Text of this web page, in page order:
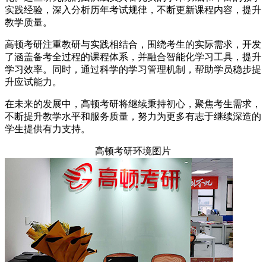
实践经验，深入分析历年考试规律，不断更新课程内容，提升
教学质量。
高顿考研注重教研与实践相结合，围绕考生的实际需求，开发
了涵盖备考全过程的课程体系，并融合智能化学习工具，提升
学习效率。同时，通过科学的学习管理机制，帮助学员稳步提
升应试能力。
在未来的发展中，高顿考研将继续秉持初心，聚焦考生需求，
不断提升教学水平和服务质量，努力为更多有志于继续深造的
学生提供有力支持。
高顿考研环境图片